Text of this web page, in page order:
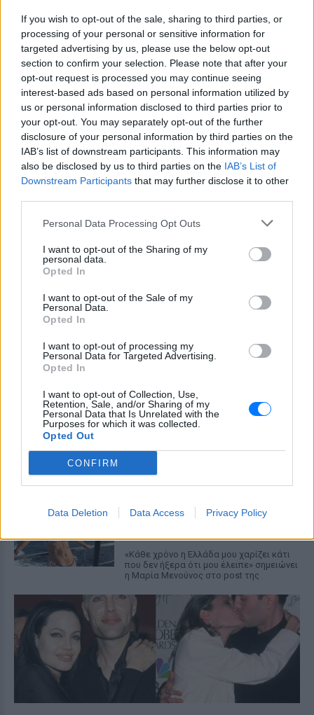
If you wish to opt-out of the sale, sharing to third parties, or
processing of your personal or sensitive information for
targeted advertising by us, please use the below opt-out
section to confirm your selection. Please note that after your
opt-out request is processed you may continue seeing
interest-based ads based on personal information utilized by
us or personal information disclosed to third parties prior to
your opt-out. You may separately opt-out of the further
disclosure of your personal information by third parties on the
IAB’s list of downstream participants. This information may
also be disclosed by us to third parties on the IAB’s List of
Downstream Participants that may further disclose it to other
Personal Data Processing Opt Outs
I want to opt-out of the Sharing of my
personal data.
Opted In
I want to opt-out of the Sale of my
Personal Data.
Opted In
I want to opt-out of processing my
Personal Data for Targeted Advertising.
Opted In
I want to opt-out of Collection, Use,
Retention, Sale, and/or Sharing of my
Personal Data that Is Unrelated with the
Purposes for which it was collected.
Opted Out
CONFIRM
Data Deletion Data Access Privacy Policy
ΔΕΙΤΕ ΕΠΙΣΗΣ
ΣΤΗΝ ΙΔΙΑ ΚΑΤΗΓΟΡΙΑ
Αριελ Κωνσταντινίδη: Τώρα
ασχολούνται με το δέρμα μου,
δεν πρόκειται να κρύβομαι
Δεν με αγγίζει, έχω ροδόχρου ακμή, η
οποία επιδεινώθηκε από τις ορμόνες της
Μύκονος: Ιταλοί παρτάρουν σε
έξαλλη κατάσταση μέσα σε...
ΣΉΜΕΡΑ
Στα πλάνα που δημοσιεύει το Mykonos
τρόπο, χοροπηδώντας, τραγουδώντας
Η Μαρία Μενούνος φόρεσε
μπικίνι με τα χρώματα της
ελληνικής σημαίας
«Κάθε χρόνο η Ελλάδα μου χαρίζει κάτι
που δεν ήξερα ότι μου έλειπε» σημειώνει
η Μαρία Μενούνος στο post της